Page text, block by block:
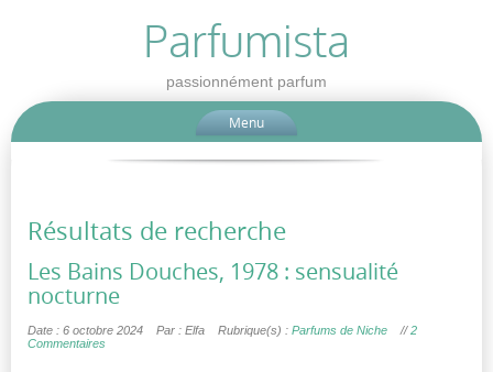
Parfumista
passionnément parfum
Menu
Résultats de recherche
Les Bains Douches, 1978 : sensualité
nocturne
Date : 6 octobre 2024 Par : Elfa Rubrique(s) : Parfums de Niche //2
Commentaires